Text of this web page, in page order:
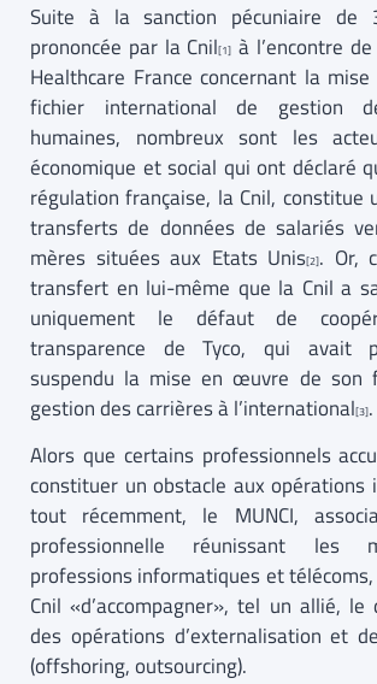
Suite à la sanction pécuniaire de
prononcée par la Cnil[1] à l’encontre
Healthcare France concernant la
fichier international de gestion
humaines, nombreux sont les
économique et social qui ont déclaré
régulation française, la Cnil, constitue
transferts de données de salariés
mères situées aux Etats Unis[2]. Or,
transfert en lui-même que la Cnil a
uniquement le défaut de
transparence de Tyco, qui avait
suspendu la mise en œuvre de son
gestion des carrières à l’international[3].
Alors que certains professionnels
constituer un obstacle aux opérations
tout récemment, le MUNCI,
professionnelle réunissant les
professions informatiques et
Cnil «d’accompagner», tel un allié, le
des opérations d’externalisation et
(offshoring, outsourcing).